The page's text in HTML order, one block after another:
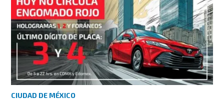
CIUDAD DE MÉXICO